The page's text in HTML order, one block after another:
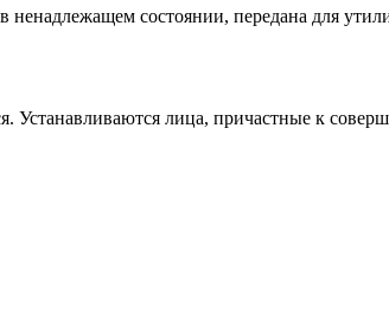
в ненадлежащем состоянии, передана для
Устанавливаются лица, причастные к